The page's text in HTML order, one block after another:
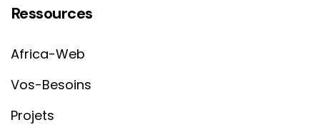
Ressources
Africa-Web
Vos-Besoins
Projets